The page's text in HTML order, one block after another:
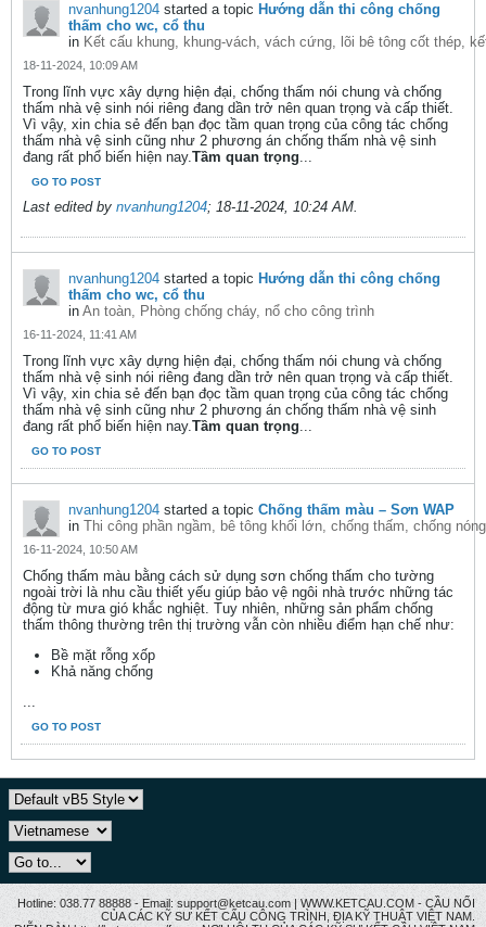
nvanhung1204 started a topic Hướng dẫn thi công chống
thấm cho wc, cổ thu
in Kết cấu khung, khung-vách, vách cứng, lõi bê tông cốt thép,
18-11-2024, 10:09 AM
Trong lĩnh vực xây dựng hiện đại, chống thấm nói chung và chống
thấm nhà vệ sinh nói riêng đang dần trở nên quan trọng và cấp thiết.
Vì vậy, xin chia sẻ đến bạn đọc tầm quan trọng của công tác chống
thấm nhà vệ sinh cũng như 2 phương án chống thấm nhà vệ sinh
đang rất phổ biến hiện nay.Tầm quan trọng...
GO TO POST
Last edited by nvanhung1204; 18-11-2024, 10:24 AM.
nvanhung1204 started a topic Hướng dẫn thi công chống
thấm cho wc, cổ thu
in An toàn, Phòng chống cháy, nổ cho công trình
16-11-2024, 11:41 AM
Trong lĩnh vực xây dựng hiện đại, chống thấm nói chung và chống
thấm nhà vệ sinh nói riêng đang dần trở nên quan trọng và cấp thiết.
Vì vậy, xin chia sẻ đến bạn đọc tầm quan trọng của công tác chống
thấm nhà vệ sinh cũng như 2 phương án chống thấm nhà vệ sinh
đang rất phổ biến hiện nay.Tầm quan trọng...
GO TO POST
nvanhung1204 started a topic Chống thấm màu – Sơn WAP
in Thi công phần ngầm, bê tông khối lớn, chống thấm, chống
16-11-2024, 10:50 AM
Chống thấm màu bằng cách sử dụng sơn chống thấm cho tường
ngoài trời là nhu cầu thiết yếu giúp bảo vệ ngôi nhà trước những tác
động từ mưa gió khắc nghiệt. Tuy nhiên, những sản phẩm chống
thấm thông thường trên thị trường vẫn còn nhiều điểm hạn chế như:
Bề mặt rỗng xốp
Khả năng chống
...
GO TO POST
Hotline: 038.77 88888 - Email: support@ketcau.com | WWW.KETCAU.COM - CẦU NỐI
CỦA CÁC KỸ SƯ KẾT CẤU CÔNG TRÌNH, ĐỊA KỸ THUẬT VIỆT NAM.